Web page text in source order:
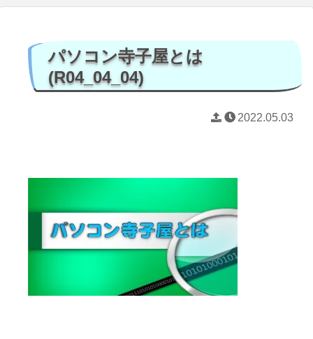
パソコン寺子屋とは
(R04_04_04)
2022.05.03